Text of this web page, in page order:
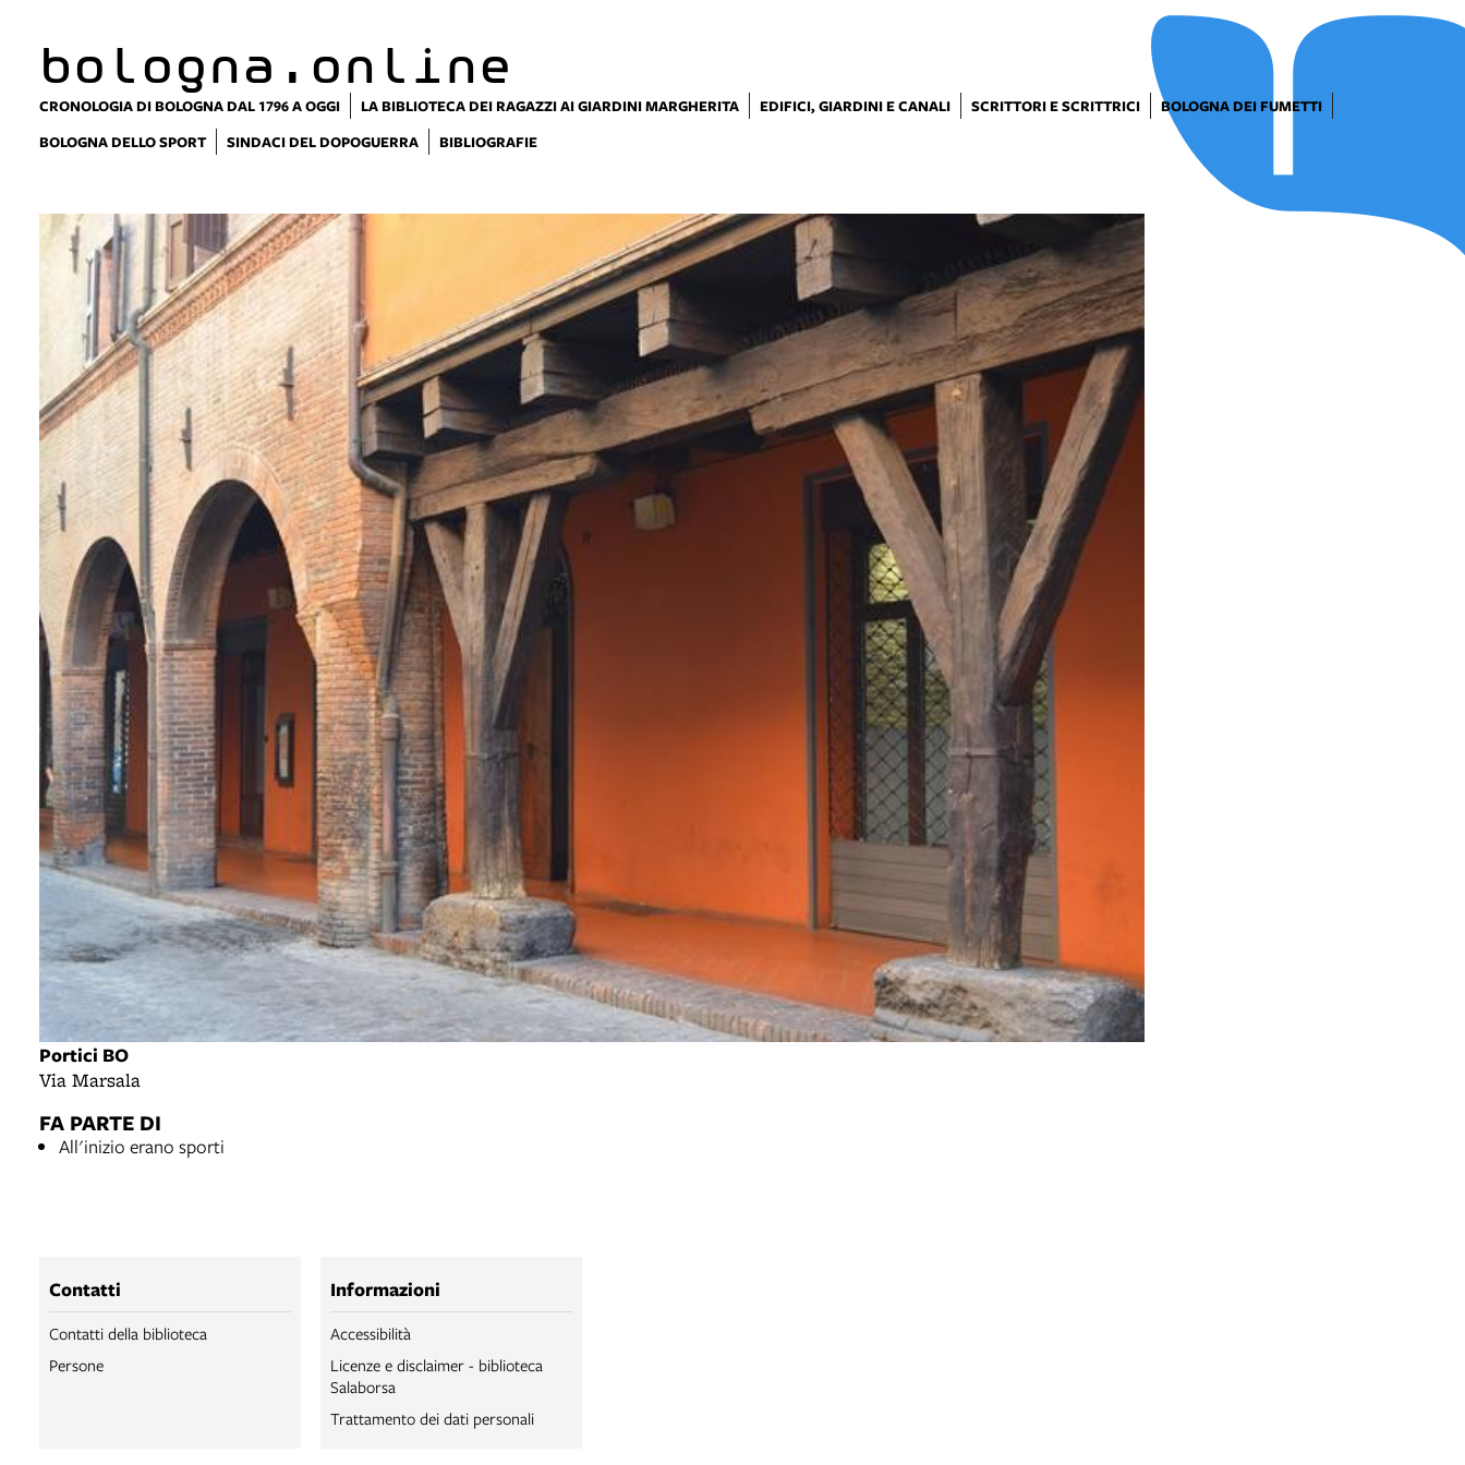
bologna.online
CRONOLOGIA DI BOLOGNA DAL 1796 A OGGI LA BIBLIOTECA DEI RAGAZZI AI GIARDINI MARGHERITA EDIFICI, GIARDINI E CANALI SCRITTORI E SCRITTRICI
BOLOGNA DEI FUMETTI
BOLOGNA DELLO SPORT
SINDACI DEL DOPOGUERRA BIBLIOGRAFIE
Portici BO
Via Marsala
FA PARTE DI
All'inizio erano sporti
Contatti
Contatti della biblioteca
Persone
Informazioni
Accessibilità
Licenze e disclaimer - biblioteca
Salaborsa
Trattamento dei dati personali